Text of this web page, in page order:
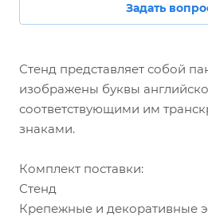
Задать
Стенд представляет собой
изображены буквы
соответствующими им
знаками.
Комплект поставки:
Стенд
Крепежные и декоративные